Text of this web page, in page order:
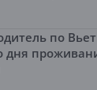
по
дня